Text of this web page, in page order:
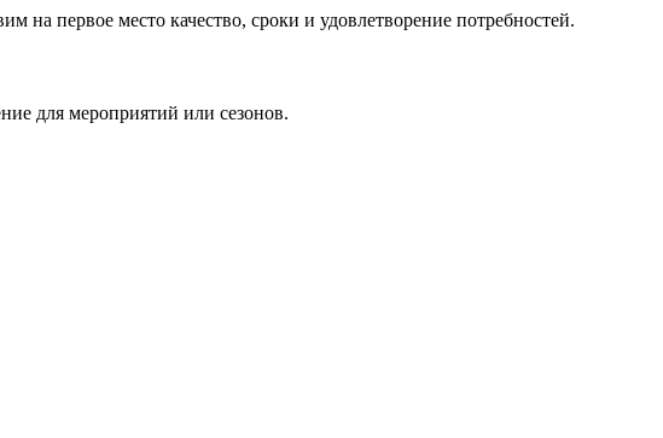
первое место качество, сроки и удовлетворение потребностей.
для мероприятий или сезонов.